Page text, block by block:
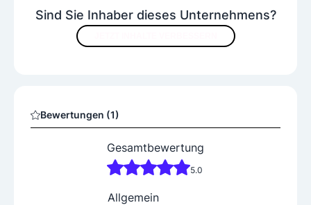
Sind Sie Inhaber dieses Unternehmens?
Bewertungen (1)
Gesamtbewertung
5.0
Allgemein